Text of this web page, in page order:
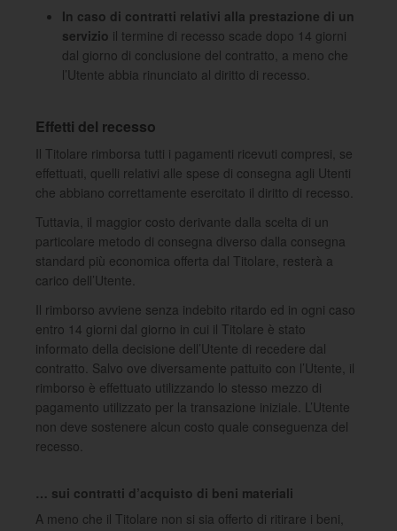
In caso di contratti relativi alla prestazione di un
servizio il termine di recesso scade dopo 14 giorni
dal giorno di conclusione del contratto, a meno che
l’Utente abbia rinunciato al diritto di recesso.
Effetti del recesso
Il Titolare rimborsa tutti i pagamenti ricevuti compresi, se
effettuati, quelli relativi alle spese di consegna agli Utenti
che abbiano correttamente esercitato il diritto di recesso.
Tuttavia, il maggior costo derivante dalla scelta di un
particolare metodo di consegna diverso dalla consegna
standard più economica offerta dal Titolare, resterà a
carico dell’Utente.
Il rimborso avviene senza indebito ritardo ed in ogni caso
entro 14 giorni dal giorno in cui il Titolare è stato
informato della decisione dell’Utente di recedere dal
contratto. Salvo ove diversamente pattuito con l’Utente, il
rimborso è effettuato utilizzando lo stesso mezzo di
pagamento utilizzato per la transazione iniziale. L’Utente
non deve sostenere alcun costo quale conseguenza del
recesso.
… sui contratti d’acquisto di beni materiali
A meno che il Titolare non si sia offerto di ritirare i beni,